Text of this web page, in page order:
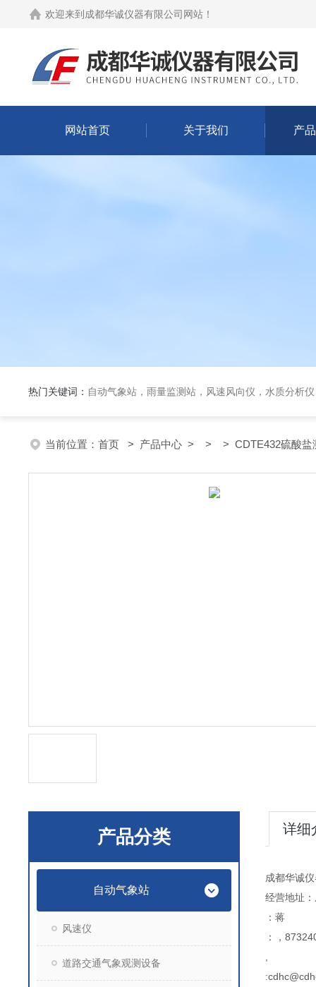
欢迎来到 成都华诚仪器有限公司网站 ！
网站首页 关于我们 产
热门关键词： 自动气象站，雨量监测站，风速风向仪，水质分析
当前位置： 首页 > 产品中心 > > > CDTE432硫酸盐
产品分类
自动气象站
风速仪
道路交通气象观测设备
详细
成都华诚
经营地址
：蒋
：，